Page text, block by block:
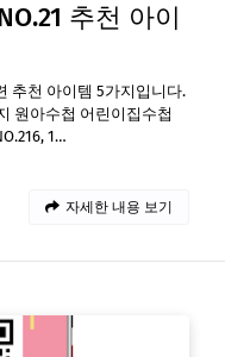
추천 아이
추천 아이템 5가지입니다.
원아수첩 어린이집수첩
1…
자세한 내용 보기